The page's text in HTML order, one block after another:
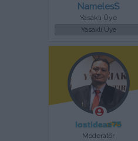
NamelesS
Yasaklı Üye
Yasaklı Üye
lostideas75
Moderatör